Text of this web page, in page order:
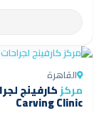
القاهرة
مركزكارفينج
Carving Clinic